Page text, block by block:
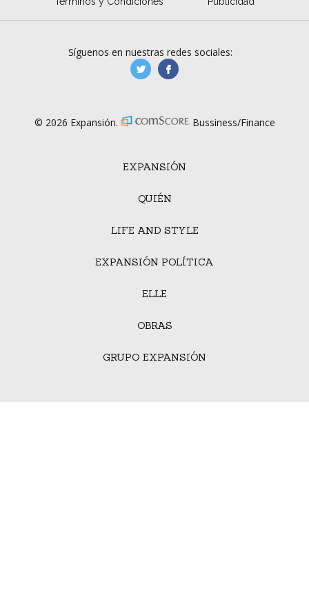
EXPANSIÓN
QUIÉN
LIFE AND STYLE
EXPANSIÓN POLÍTICA
ELLE
OBRAS
GRUPO EXPANSIÓN
Síguenos en nuestras redes sociales:
manufacturaGE
© 2026 Expansión. Bussiness/Finance